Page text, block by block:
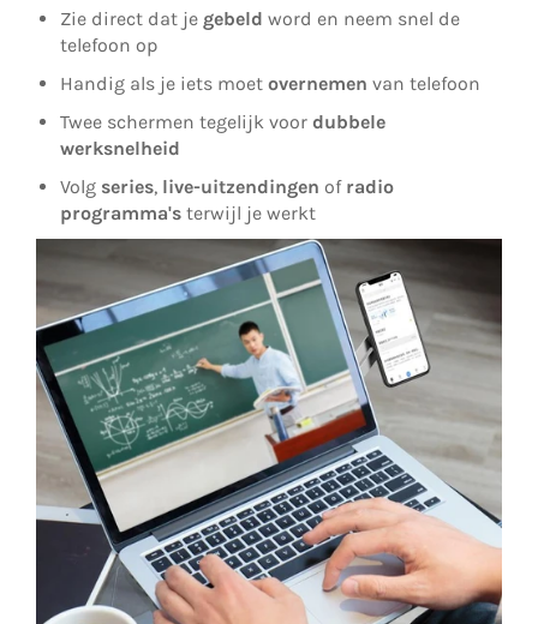
Zie direct dat je gebeld word en neem snel de
telefoon op
Handig als je iets moet overnemen van telefoon
Twee schermen tegelijk voor dubbele
werksnelheid
Volg series, live-uitzendingen of radio
programma's terwijl je werkt